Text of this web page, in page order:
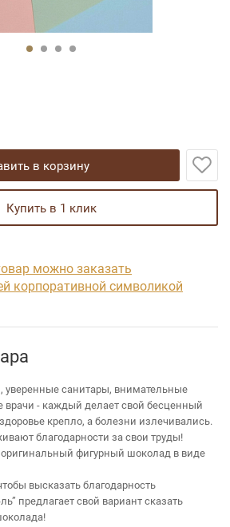
в корзину
купить в 1 клик
можно заказать
корпоративной символикой
уверенные санитары, внимательные
врачи - каждый делает свой бесценный
крепло, а болезни излечивались.
благодарности за свои труды!
оригинальный фигурный шоколад в виде
высказать благодарность
предлагает свой вариант сказать